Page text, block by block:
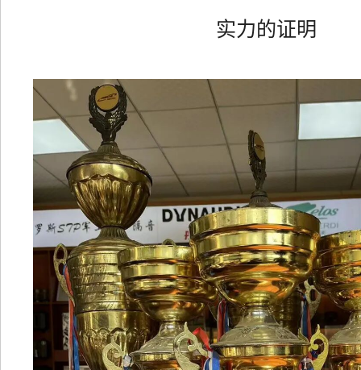
实力的证明